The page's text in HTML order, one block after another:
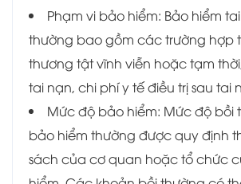
Phạm vi bảo hiểm: Bảo hiểm
thường bao gồm các trường hợp
thương tật vĩnh viễn hoặc tạm
tai nạn, chi phí y tế điều trị sau tai
Mức độ bảo hiểm: Mức độ bồi
bảo hiểm thường được quy định
sách của cơ quan hoặc tổ chức